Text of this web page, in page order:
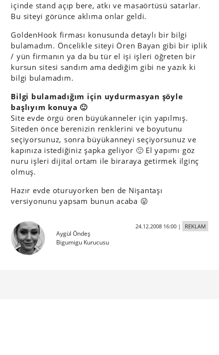
içinde stand açıp bere, atkı ve masaörtüsü satarlar.
Bu siteyi görünce aklıma onlar geldi.
GoldenHook firması konusunda detaylı bir bilgi
bulamadım. Öncelikle siteyi Ören Bayan gibi bir iplik
/ yün firmanın ya da bu tür el işi işleri öğreten bir
kursun sitesi sandım ama dediğim gibi ne yazık ki
bilgi bulamadım.
Bilgi bulamadığım için uydurmasyan şöyle
başlıyım konuya 🙂
Site evde örgü ören büyükanneler için yapılmış.
Siteden önce berenizin renklerini ve boyutunu
seçiyorsunuz, sonra büyükanneyi seçiyorsunuz ve
kapınıza istediğiniz şapka geliyor 🙂 El yapımı göz
nuru işleri dijital ortam ile biraraya getirmek ilginç
olmuş.
Hazır evde oturuyorken ben de Nişantaşı
versiyonunu yapsam bunun acaba 😛
Aygül Öndeş
Bigumigu Kurucusu
24.12.2008 16:00| REKLAM